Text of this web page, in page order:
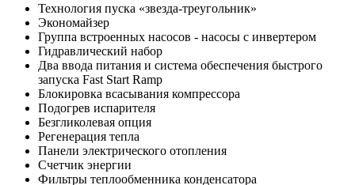
Технология пуска «звезда-треугольник»
Экономайзер
Группа встроенных насосов - насосы с инвертером
Гидравлический набор
Два ввода питания и система обеспечения быстрого
запуска Fast Start Ramp
Блокировка всасывания компрессора
Подогрев испарителя
Безгликолевая опция
Регенерация тепла
Панели электрического отопления
Счетчик энергии
Фильтры теплообменника конденсатора